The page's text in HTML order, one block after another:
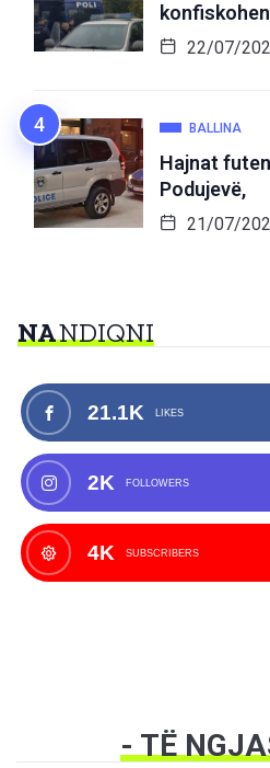
22/07/
BALLINA
Hajnat
Podujevë,
21/07/
NANDIQNI
21.1K LIKES
2K FOLLOWERS
4K SUBSCRIBERS
- TË